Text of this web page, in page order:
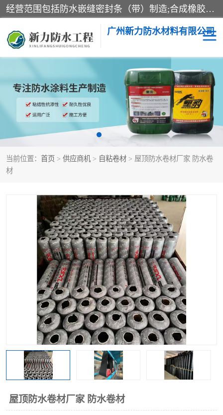
经营范围包括防水嵌缝密封条（带）制造;合成橡胶制造（监控化学品、危险化学品除外）;沥青混合物制造;防水胶粘带制造;其他合成材料制造（监控化学品、危险化学品除外）;涂料制造（监控化学品、危险化学品除外）;建筑结构防水补漏;防水建筑材料制造;粘合剂制造（监控化学品、危险化学品除外）;涂料零售;广州新力防水材料有限公司具有1处分支机构。
广州新力防水材料有限公司
当前位置： 首页 > 供应商机 > 自粘卷材 > 屋顶防水卷材厂家 防水卷
材
屋顶防水卷材厂家 防水卷材
黑豹防水胶 建筑108胶水
乳化沥青防水涂料 自粘卷材
非固化橡胶防水涂料